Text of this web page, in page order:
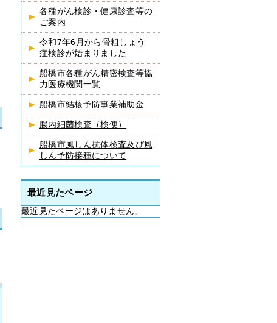
各種がん検診・健康診査等の
ご案内
令和7年6月から骨粗しょう
症検診が始まりました
船橋市各種がん精密検査等協
力医療機関一覧
船橋市結核予防事業補助金
腸内細菌検査（検便）
船橋市風しん抗体検査及び風
しん予防接種について
最近見たページ
最近見たページはありません。